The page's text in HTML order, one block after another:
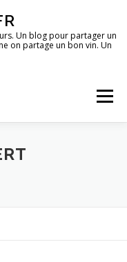
Un blog pour partager un
on partage un bon vin. Un
Menu